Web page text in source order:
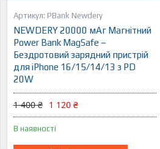
PBank Newdery
NEWDERY 20000 мАг Магнітний
Power Bank MagSafe –
Бездротовий зарядний пристрій
для iPhone 16/15/14/13 з PD
20W
1 400 ₴ 1 120 ₴
В наявності